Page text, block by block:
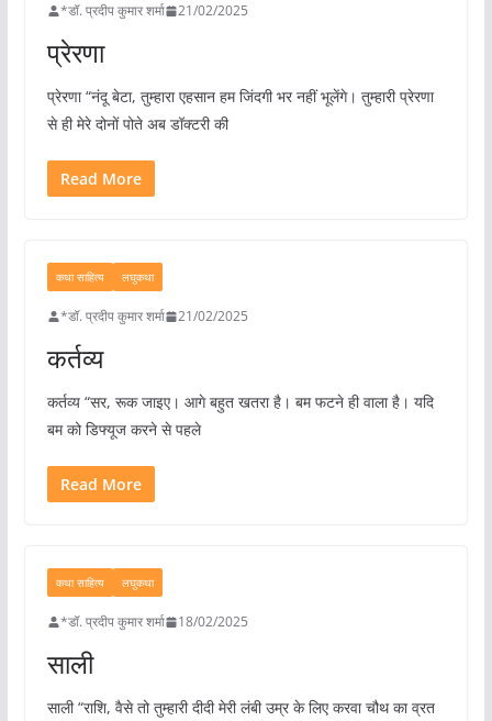
*डॉ. प्रदीप कुमार शर्मा 21/02/2025
प्रेरणा
प्रेरणा “नंदू बेटा, तुम्हारा एहसान हम जिंदगी भर नहीं भूलेंगे। तुम्हारी प्रेरणा
से ही मेरे दोनों पोते अब डॉक्टरी की
Read More
कथा साहित्य लघुकथा
*डॉ. प्रदीप कुमार शर्मा 21/02/2025
कर्तव्य
कर्तव्य “सर, रूक जाइए। आगे बहुत खतरा है। बम फटने ही वाला है। यदि
बम को डिफ्यूज करने से पहले
Read More
कथा साहित्य लघुकथा
*डॉ. प्रदीप कुमार शर्मा 18/02/2025
साली
साली “राशि, वैसे तो तुम्हारी दीदी मेरी लंबी उम्र के लिए करवा चौथ का व्रत